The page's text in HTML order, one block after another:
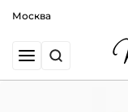
Москва